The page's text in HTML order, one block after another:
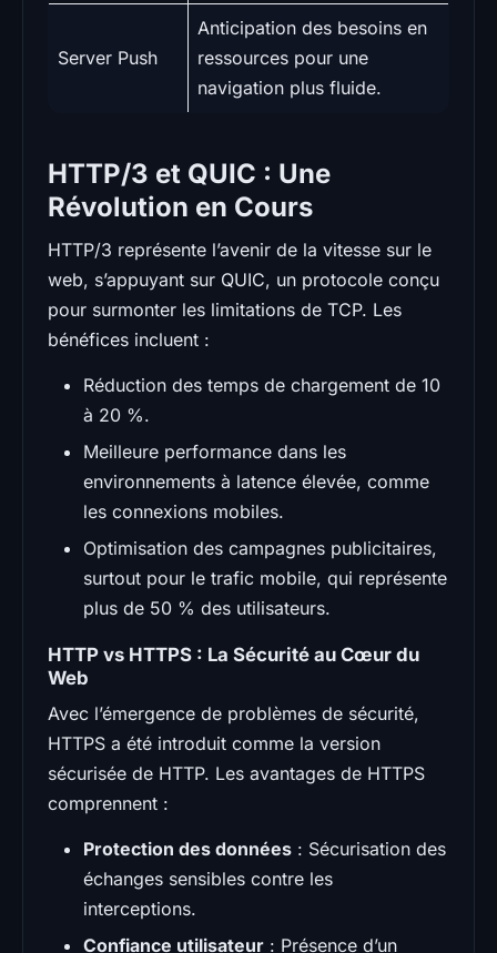
Server Push
Anticipation des besoins en
ressources pour une
navigation plus fluide.
HTTP/3 et QUIC : Une
Révolution en Cours
HTTP/3 représente l’avenir de la vitesse sur le
web, s’appuyant sur QUIC, un protocole conçu
pour surmonter les limitations de TCP. Les
bénéfices incluent :
Réduction des temps de chargement de 10
à 20 %.
Meilleure performance dans les
environnements à latence élevée, comme
les connexions mobiles.
Optimisation des campagnes publicitaires,
surtout pour le trafic mobile, qui représente
plus de 50 % des utilisateurs.
HTTP vs HTTPS : La Sécurité au Cœur du
Web
Avec l’émergence de problèmes de sécurité,
HTTPS a été introduit comme la version
sécurisée de HTTP. Les avantages de HTTPS
comprennent :
Protection des données : Sécurisation des
échanges sensibles contre les
interceptions.
Confiance utilisateur : Présence d’un